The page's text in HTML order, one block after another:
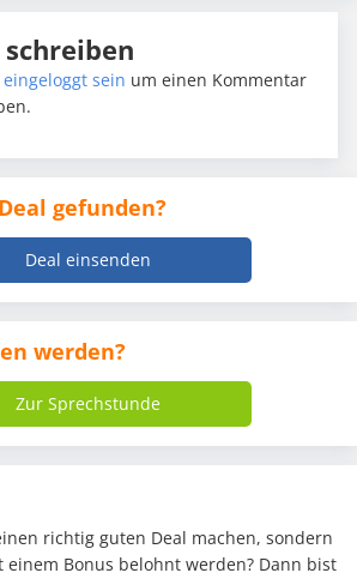
eingeloggt sein um einen Kommentar
gefunden?
Deal einsenden
werden?
Zur Sprechstunde
richtig guten Deal machen, sondern
Bonus belohnt werden? Dann bist